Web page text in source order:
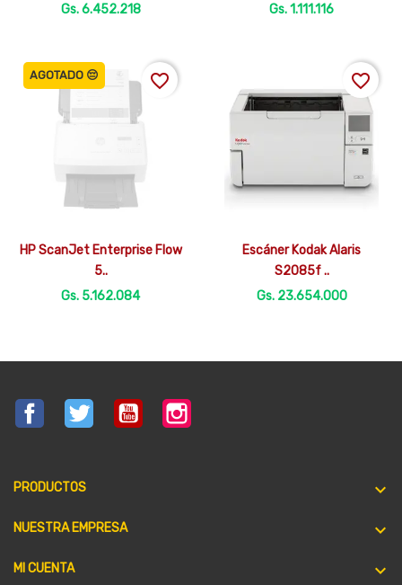
Gs. 6.452.218
Gs. 1.111.116
Vista rápida
HP ScanJet Enterprise Flow
5..
Gs. 5.162.084
AGOTADO 😔 favorite_border
Vista rápida
Escáner Kodak Alaris
S2085f ..
Gs. 23.654.000
favorite_border
FacebookTwitter YouTube
PRODUCTOS 
NUESTRA EMPRESA 
MI CUENTA 